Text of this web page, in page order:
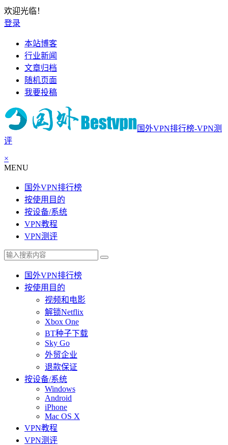
欢迎光临！
登录
本站博客
行业新闻
文章归档
随机页面
我要投稿
国外VPN排行榜-VPN测
评
×
MENU
国外VPN排行榜
按使用目的
按设备/系统
VPN教程
VPN测评
国外VPN排行榜
按使用目的
视频和电影
解锁Netflix
Xbox One
BT种子下载
Sky Go
外贸企业
退款保证
按设备/系统
Windows
Android
iPhone
Mac OS X
VPN教程
VPN测评